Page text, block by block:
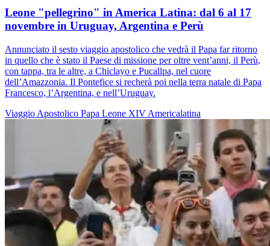
Leone "pellegrino" in America Latina: dal 6 al 17
novembre in Uruguay, Argentina e Perù
Annunciato il sesto viaggio apostolico che vedrà il Papa far ritorno
in quello che è stato il Paese di missione per oltre vent’anni, il Perù,
con tappa, tra le altre, a Chiclayo e Pucallpa, nel cuore
dell’Amazzonia. Il Pontefice si recherà poi nella terra natale di Papa
Francesco, l’Argentina, e nell’Uruguay.
Viaggio Apostolico Papa Leone XIV Americalatina